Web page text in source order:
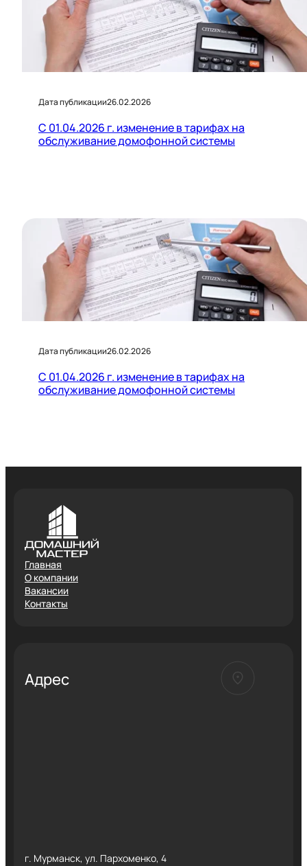
Дата публикации26.02.2026
С 01.04.2026 г. изменение в тарифах на
обслуживание домофонной системы
Дата публикации26.02.2026
С 01.04.2026 г. изменение в тарифах на
обслуживание домофонной системы
Главная
О компании
Вакансии
Контакты
Адрес
г. Мурманск, ул. Пархоменко, 4